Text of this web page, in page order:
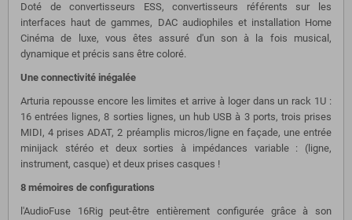
Doté de convertisseurs ESS, convertisseurs référents sur les
interfaces haut de gammes, DAC audiophiles et installation Home
Cinéma de luxe, vous êtes assuré d'un son à la fois musical,
dynamique et précis sans être coloré.
Une connectivité inégalée
Arturia repousse encore les limites et arrive à loger dans un rack 1U :
16 entrées lignes, 8 sorties lignes, un hub USB à 3 ports, trois prises
MIDI, 4 prises ADAT, 2 préamplis micros/ligne en façade, une entrée
minijack stéréo et deux sorties à impédances variable : (ligne,
instrument, casque) et deux prises casques !
8 mémoires de configurations
l'AudioFuse 16Rig peut-être entièrement configurée grâce à son